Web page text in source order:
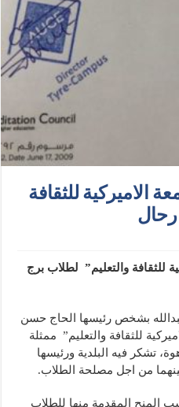
الاميركية للثقافة
رحال
للثقافة والتعليم” لطلاب برج
بشخص رئيسها الحاج حسن
للثقافة والتعليم” ممثلة
تشكر فيه البلدية ورئيسها
من اجل مصلحة الطلاب.
المنح المقدمة منها للطلاب